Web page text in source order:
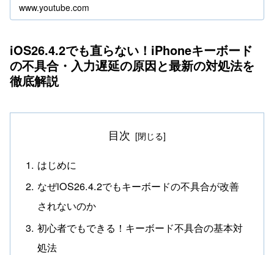
www.youtube.com
iOS26.4.2でも直らない！iPhoneキーボード
の不具合・入力遅延の原因と最新の対処法を
徹底解説
目次
はじめに
なぜiOS26.4.2でもキーボードの不具合が改善
されないのか
初心者でもできる！キーボード不具合の基本対
処法